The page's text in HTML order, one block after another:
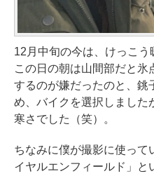
12月中旬の今は、けっこう
この日の朝は山間部だと
するのが嫌だったのと、銚
め、バイクを選択しました
寒さでした（笑）。
ちなみに僕が撮影に使って
イヤルエンフィールド」と